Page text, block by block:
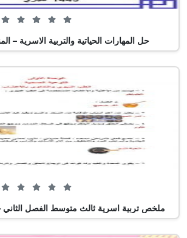
0 من 5 (0 تصويت)
حل المهارات الحياتية والتربية الاسرية –
0 من 5 (0 تصويت)
ملخص تربية اسرية ثالث متوسط الفصل الثاني